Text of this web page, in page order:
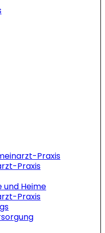
Praxis
Praxis
und Heime
Praxis